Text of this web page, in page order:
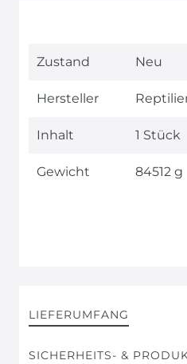
Technisches
Wert
Zustand Neu
Hersteller
Inhalt 1 Stück
Gewicht 84512 g
LIEFERUMFANG
SICHERHEITS- &